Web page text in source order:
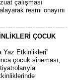
çalışması
resmi onayını
ÇOCUK
Yaz Etkinlikleri”
çocuk sineması,